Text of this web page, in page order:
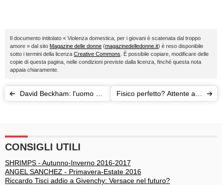
Il documento intitolato « Violenza domestica, per i giovani è scatenata dal troppo
amore » dal sito Magazine delle donne (magazinedelledonne.it) è reso disponibile
sotto i termini della licenza Creative Commons . È possibile copiare, modificare delle
copie di questa pagina, nelle condizioni previste dalla licenza, finché questa nota
appaia chiaramente.
David Beckham: l'uomo più
Fisico perfetto? Attente alla
CONSIGLI UTILI
SHRIMPS - Autunno-Inverno 2016-2017
ANGEL SANCHEZ - Primavera-Estate 2016
Riccardo Tisci addio a Givenchy: Versace nel futuro?